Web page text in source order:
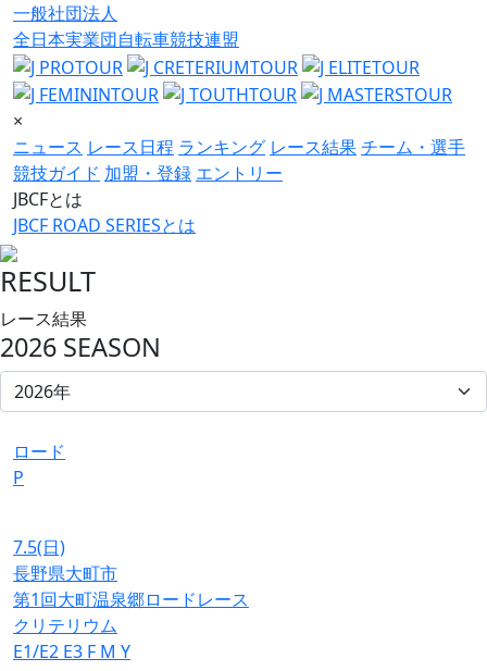
一般社団法人
全日本実業団自転車競技連盟
×
ニュース レース日程 ランキング レース結果チーム・選手
競技ガイド 加盟・登録 エントリー
JBCFとは
JBCF ROAD SERIESとは
RESULT
レース結果
2026 SEASON
ロード
P
7.5(日)
長野県大町市
第1回大町温泉郷ロードレース
クリテリウム
E1/E2 E3 F M Y